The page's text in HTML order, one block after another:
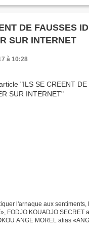
DE FAUSSES
SUR INTERNET
à 10:28
l'arnaque aux
FODJO KOUADJO SECRET
ANGE MOREL alias